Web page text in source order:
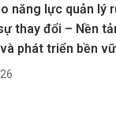
năng lực quản lý
thay đổi – Nền
phát triển bền